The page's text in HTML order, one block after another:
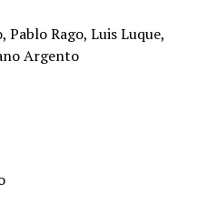
Rago, Luis Luque,
Argento